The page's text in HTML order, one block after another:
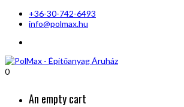
+36-30-742-6493
info@polmax.hu
0
An empty cart